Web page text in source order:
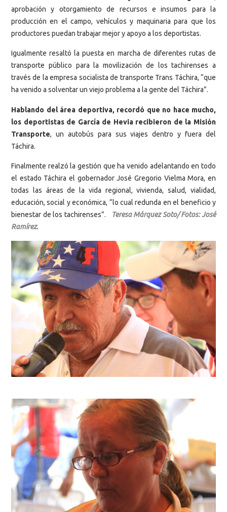
aprobación y otorgamiento de recursos e insumos para la
producción en el campo, vehículos y maquinaria para que los
productores puedan trabajar mejor y apoyo a los deportistas.
Igualmente resaltó la puesta en marcha de diferentes rutas de
transporte público para la movilización de los tachirenses a
través de la empresa socialista de transporte Trans Táchira, “que
ha venido a solventar un viejo problema a la gente del Táchira”.
Hablando del área deportiva, recordó que no hace mucho,
los deportistas de García de Hevia recibieron de la Misión
Transporte, un autobús para sus viajes dentro y fuera del
Táchira.
Finalmente realzó la gestión que ha venido adelantando en todo
el estado Táchira el gobernador José Gregorio Vielma Mora, en
todas las áreas de la vida regional, vivienda, salud, vialidad,
educación, social y económica, “lo cual redunda en el beneficio y
bienestar de los tachirenses”.
Teresa Márquez Soto/ Fotos: José
Ramírez.